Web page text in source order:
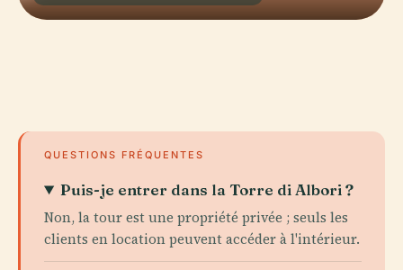
QUESTIONS FRÉQUENTES
Puis-je entrer dans la Torre di Albori ?
Non, la tour est une propriété privée ; seuls les
clients en location peuvent accéder à l'intérieur.